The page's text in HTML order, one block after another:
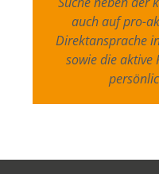
auch auf pro-
Direktansprache
sowie die aktive